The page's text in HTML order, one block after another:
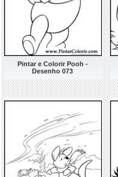
Pintar e Colorir Pooh -
Desenho 073